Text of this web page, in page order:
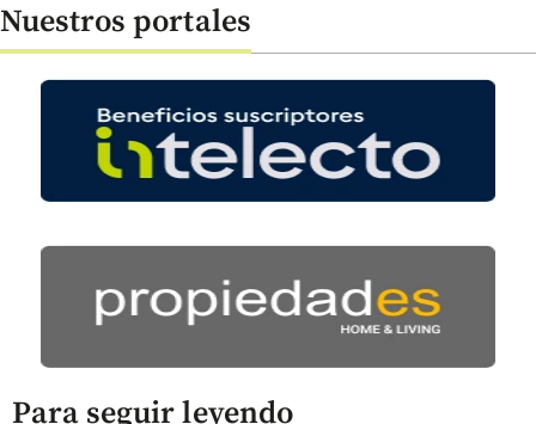
Nuestros portales
Para seguir leyendo